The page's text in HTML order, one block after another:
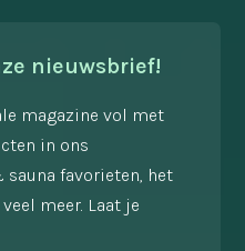
nieuwsbrief!
magazine vol met
in ons
favorieten, het
meer. Laat je